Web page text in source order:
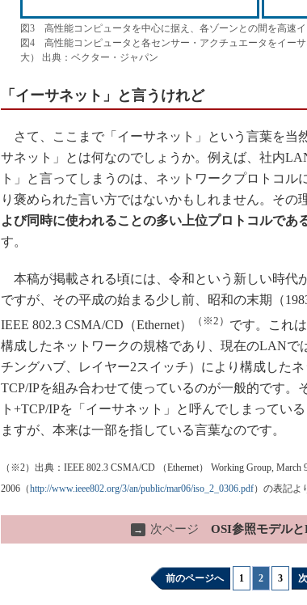
図3 高性能コンピュータを中心に据え、各ゾーンとの間を高速イ
図4 高性能コンピュータと各センサー・アクチュエータをイー
大） 出典：ベクター・ジャパン
「イーサネット」と言うけれど
さて、ここまで「イーサネット」という言葉を当
サネット」とは何なのでしょうか。例えば、社内
ト」と言ってしまうのは、ネットワークプロトコル
り褒められた言い方ではないかもしれません。その
よび同時に使われることの多い上位プロトコルであ
す。
本稿が掲載される頃には、令和という新しい時代
ですが、その平成の始まる少し前、昭和の末期（
IEEE 802.3 CSMA/CD（Ethernet）
（※2） です。これ
構成したネットワークの規格であり、現在のLANで
チングハブ、レイヤー2スイッチ）により構成した
TCP/IPを組み合わせて使っているのが一般的です
ト+TCP/IPを「イーサネット」と呼んでしまってい
ますが、本来は一部を指している言葉なのです。
（※2）出典：IEEE 802.3 CSMA/CD （Ethernet） Working Group, March
2006（http://www.ieee802.org/3/an/public/mar06/iso_2_0306.pdf）の表記よ
→ 次ページ OSI参照モデルと
前のページへ 1 2 3